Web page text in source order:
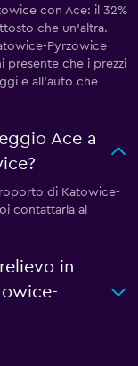
con Ace: il 32%
che un'altra.
Pyrzowice
presente che i prezzi
e all'auto che
Ace a
di Katowice-
contattarla al
in